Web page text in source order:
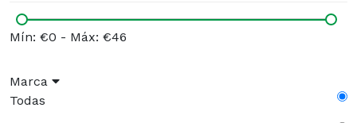
Mín: €0 - Máx: €46
Marca
Todas